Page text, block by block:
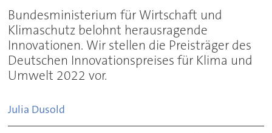
Bundesministerium für Wirtschaft und
Klimaschutz belohnt herausragende
Innovationen. Wir stellen die Preisträger des
Deutschen Innovationspreises für Klima und
Umwelt 2022 vor.
Julia Dusold